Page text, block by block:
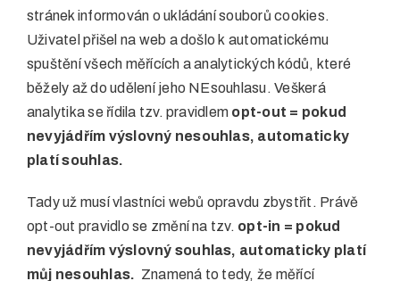
stránek informován o ukládání souborů cookies.
Uživatel přišel na web a došlo k automatickému
spuštění všech měřících a analytických kódů, které
běžely až do udělení jeho NEsouhlasu. Veškerá
analytika se řídila tzv. pravidlem opt-out = pokud
nevyjádřím výslovný nesouhlas, automaticky
platí souhlas.
Tady už musí vlastníci webů opravdu zbystřit. Právě
opt-out pravidlo se změní na tzv. opt-in = pokud
nevyjádřím výslovný souhlas, automaticky platí
můj nesouhlas. Znamená to tedy, že měřící